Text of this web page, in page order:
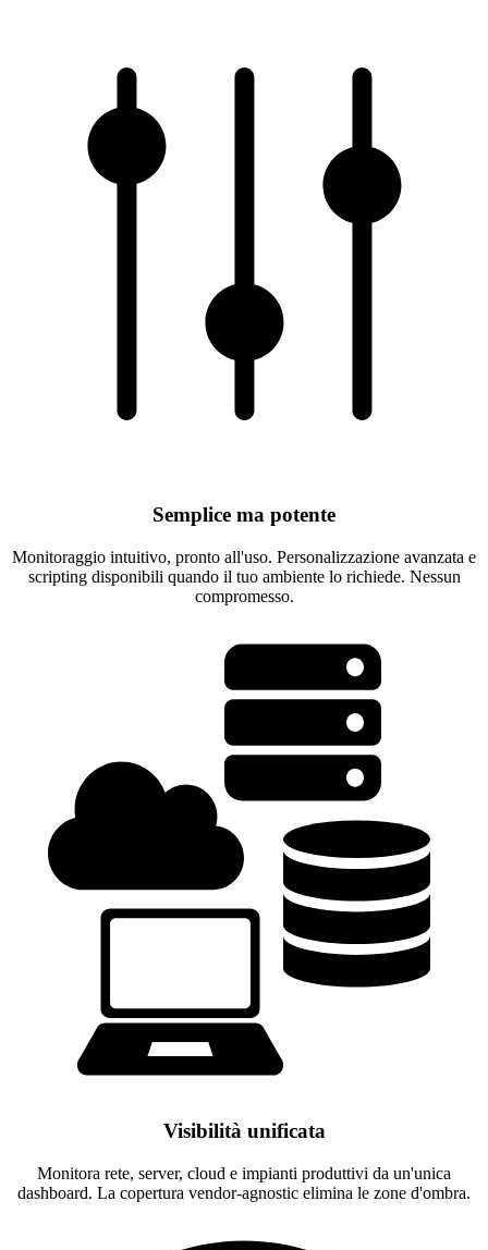
Semplice ma potente
Monitoraggio intuitivo, pronto all'uso. Personalizzazione avanzata e
scripting disponibili quando il tuo ambiente lo richiede. Nessun
compromesso.
Visibilità unificata
Monitora rete, server, cloud e impianti produttivi da un'unica
dashboard. La copertura vendor-agnostic elimina le zone d'ombra.